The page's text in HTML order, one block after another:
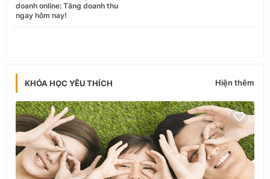
doanh online: Tăng doanh thu
ngay hôm nay!
KHÓA HỌC YÊU THÍCH Hiện thêm